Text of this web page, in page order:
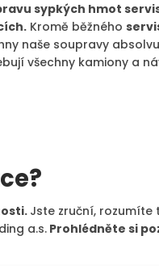
sypkých hmot
Kromě běžného
naše soupravy
všechny kamiony a
Jste zruční, rozumíte
a.s. Prohlédněte si